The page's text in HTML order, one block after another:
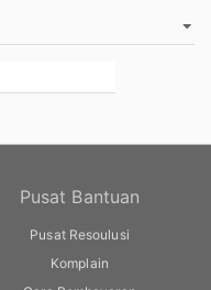
Pusat Bantuan
Pusat Resoulusi
Komplain